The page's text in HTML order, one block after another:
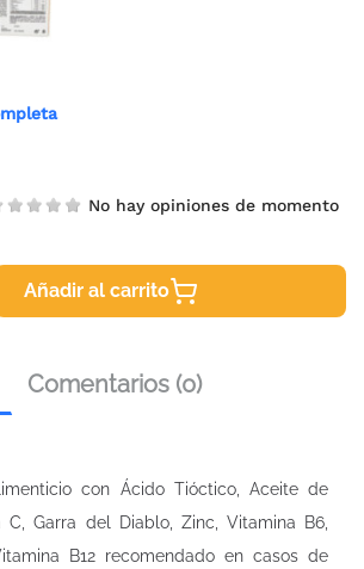
No hay opiniones de momento
Añadir al carrito
Comentarios (0)
con Ácido Tióctico, Aceite de
C, Garra del Diablo, Zinc, Vitamina B6,
B12 recomendado en casos de